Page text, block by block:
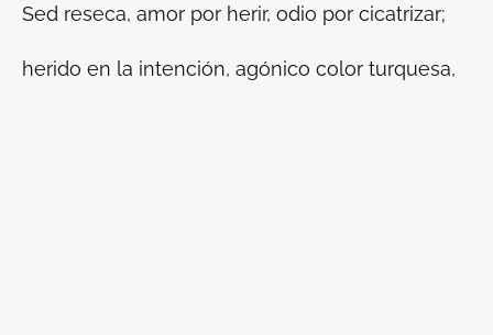
Sed reseca, amor por herir, odio por cicatrizar;
herido en la intención, agónico color turquesa,